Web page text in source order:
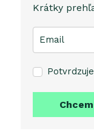
Krátky